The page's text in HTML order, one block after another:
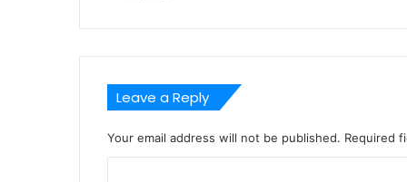
Leave a Reply
Your email address will not be published. Required